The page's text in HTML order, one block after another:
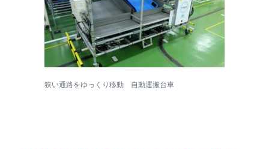
狭い通路をゆっくり移動 自動運搬台車